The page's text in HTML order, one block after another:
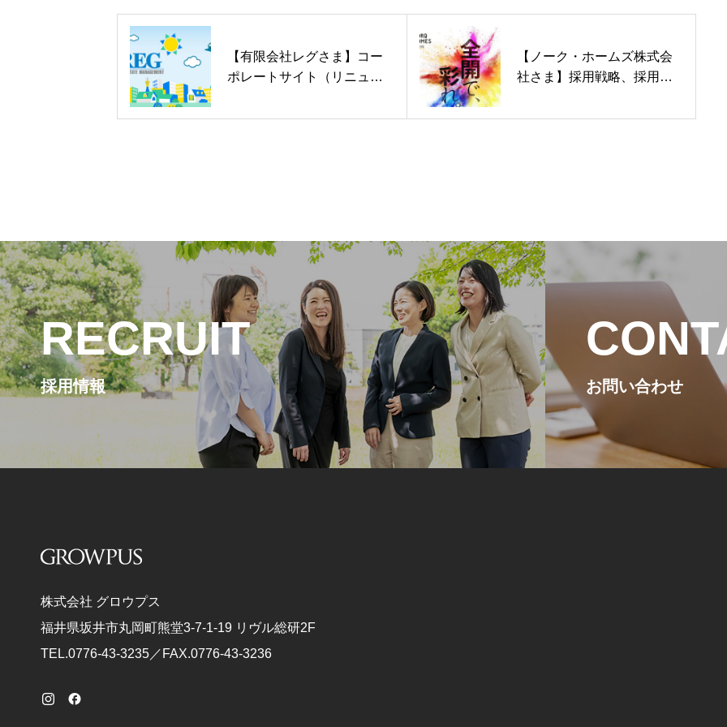
【有限会社レグさま】コー
ポレートサイト（リニュー
【ノーク・ホームズ株式会
社さま】採用戦略、採用サ
RECRUIT
採用情報 お問い合わせ
株式会社 グロウプス
福井県坂井市丸岡町熊堂3-7-1-19 リヴル総研2F
TEL.0776-43-3235／FAX.0776-43-3236